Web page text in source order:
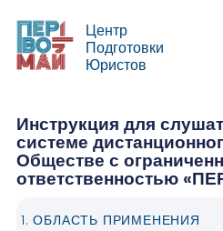
Центр
Подготовки
Юристов
Инструкция для
системе
Обществе с
ответственностью
1. ОБЛАСТЬ ПРИМЕНЕНИЯ